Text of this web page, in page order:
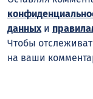
данныхи
Чтобы
на ваши